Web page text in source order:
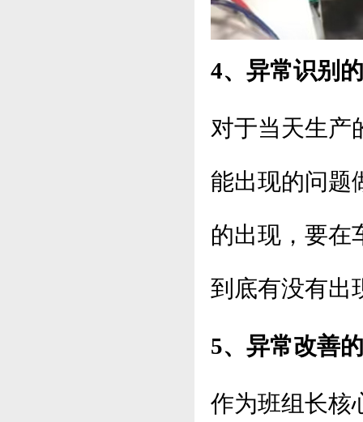
4、异常识别
对于当天生产
能出现的问题
的出现，要在
到底有没有出
5、异常改善
作为班组长核